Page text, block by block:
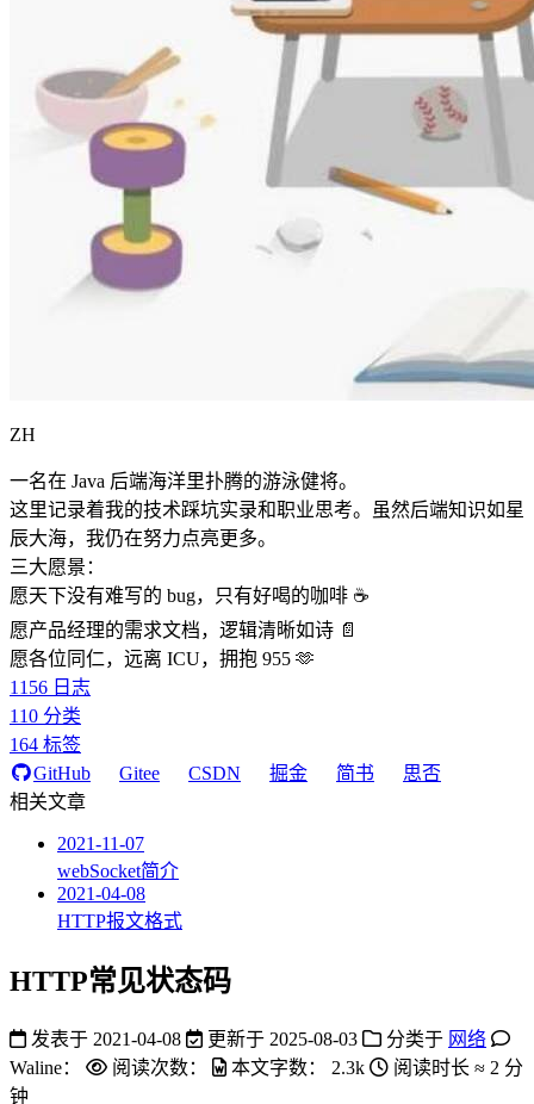
ZH
一名在 Java 后端海洋里扑腾的游泳健将。
这里记录着我的技术踩坑实录和职业思考。虽然后端知识如星
辰大海，我仍在努力点亮更多。
三大愿景：
愿天下没有难写的 bug，只有好喝的咖啡 ☕️
愿产品经理的需求文档，逻辑清晰如诗 📄
愿各位同仁，远离 ICU，拥抱 955 🫶
1156 日志
110 分类
164 标签
GitHub
Gitee CSDN 掘金 简书
思否
相关文章
2021-11-07
webSocket简介
2021-04-08
HTTP报文格式
HTTP常见状态码
发表于 2021-04-08 更新于 2025-08-03 分类于 网络
Waline：
阅读次数： 本文字数： 2.3k 阅读时长 ≈ 2 分
钟